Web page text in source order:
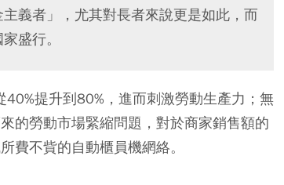
義者」，尤其對長者來說更是如此，而
盛行。
提升到80%，進而刺激勞動生產力；無
的勞動市場緊縮問題，對於商家銷售額的
費不貲的自動櫃員機網絡。